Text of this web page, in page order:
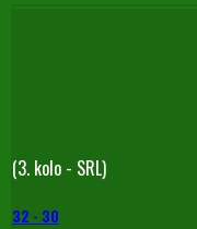
(3. kolo - SRL)
32 - 30